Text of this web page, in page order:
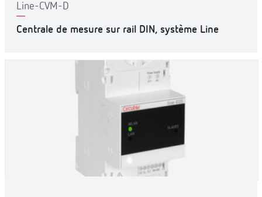
Line-CVM-D
Centrale de mesure sur rail DIN, système Line